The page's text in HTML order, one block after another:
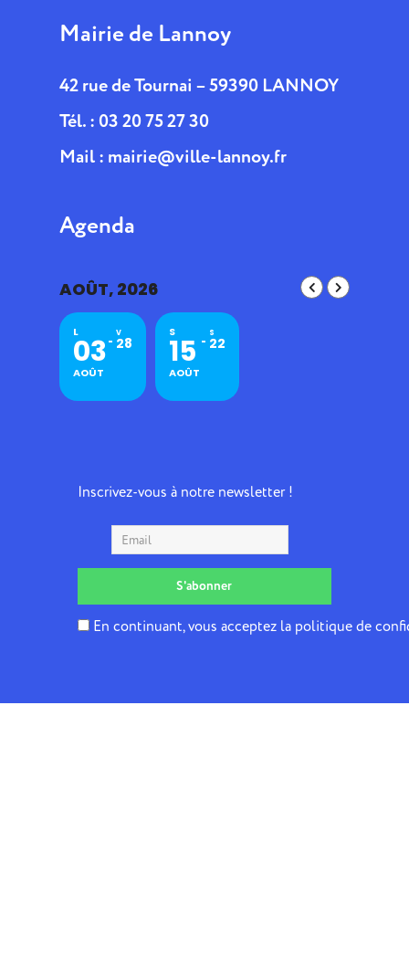
Mairie de Lannoy
42 rue de Tournai – 59390 LANNOY
Tél. : 03 20 75 27 30
Mail : mairie@ville-lannoy.fr
Agenda
AOÛT, 2026
L
03
AOÛT
V
28
S
15
AOÛT
S
22
Inscrivez-vous à notre newsletter !
En continuant, vous acceptez la politique de